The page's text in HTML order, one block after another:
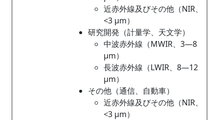
近赤外線及びその他（NIR、
<3 µm）
研究開発（計量学、天文学）
中波赤外線（MWIR、3―8
µm）
長波赤外線（LWIR、8―12
µm）
その他（通信、自動車）
近赤外線及びその他（NIR、
<3 µm）